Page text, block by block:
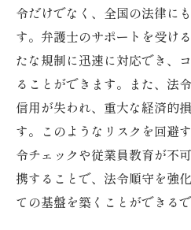
令だけでなく、全国の法律に
す。弁護士のサポートを受け
たな規制に迅速に対応でき、
ることができます。また、法
信用が失われ、重大な経済的
す。このようなリスクを回避
令チェックや従業員教育が不
携することで、法令順守を強
ての基盤を築くことができるで